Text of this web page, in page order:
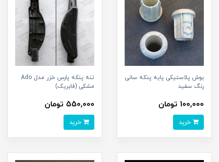
بوش پلاستیکی پایه پنکه سانی
رنگ سفید
100,000 تومان
تنه پنکه پارس خزر مدل Ado
مشکی (فابریک)
550,000 تومان